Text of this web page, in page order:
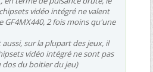
vidéo intégré ne valent
GF4MX440, 2 fois moins qu'une
sur la plupart des jeux, il
vidéo intégré ne sont pas
dos du boitier du jeu)